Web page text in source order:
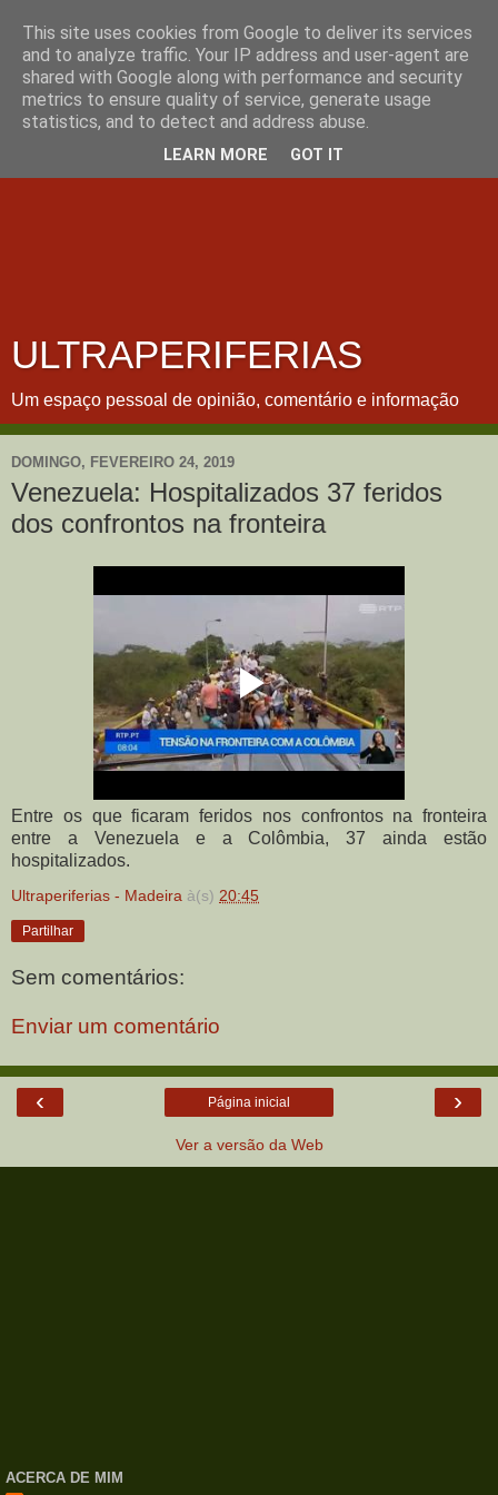
ULTRAPERIFERIAS
Um espaço pessoal de opinião, comentário e informação
DOMINGO, FEVEREIRO 24, 2019
Venezuela: Hospitalizados 37 feridos
dos confrontos na fronteira
Entre os que ficaram feridos nos confrontos na fronteira
entre a Venezuela e a Colômbia, 37 ainda estão
hospitalizados.
Ultraperiferias - Madeira à(s) 20:45
Partilhar
Sem comentários:
Enviar um comentário
‹ ›
Página inicial
Ver a versão da Web
ACERCA DE MIM
This site uses cookies from Google to deliver its services
and to analyze traffic. Your IP address and user-agent are
shared with Google along with performance and security
metrics to ensure quality of service, generate usage
statistics, and to detect and address abuse.
LEARN MORE GOT IT